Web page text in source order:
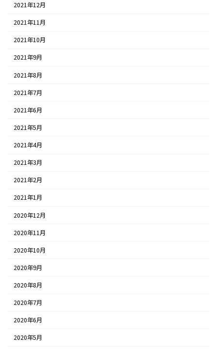
2021年12月
2021年11月
2021年10月
2021年9月
2021年8月
2021年7月
2021年6月
2021年5月
2021年4月
2021年3月
2021年2月
2021年1月
2020年12月
2020年11月
2020年10月
2020年9月
2020年8月
2020年7月
2020年6月
2020年5月